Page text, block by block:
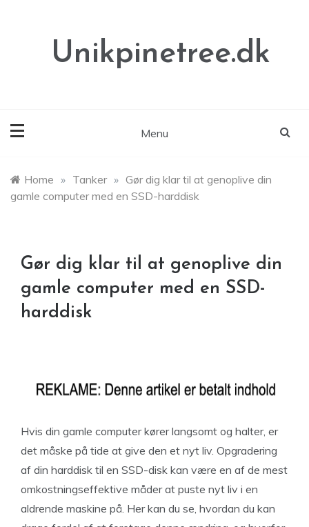
Unikpinetree.dk
Menu
Home » Tanker » Gør dig klar til at genoplive din
gamle computer med en SSD-harddisk
Gør dig klar til at genoplive din
gamle computer med en SSD-
harddisk
Hvis din gamle computer kører langsomt og halter, er
det måske på tide at give den et nyt liv. Opgradering
af din harddisk til en SSD-disk kan være en af de mest
omkostningseffektive måder at puste nyt liv i en
aldrende maskine på. Her kan du se, hvordan du kan